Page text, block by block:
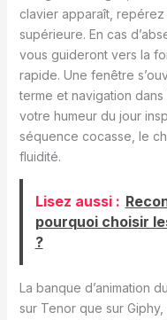
clavier apparaît, repérez
supérieure. En cas
vous guideront vers la
rapide. Une fenêtre
terme et navigation
votre humeur du jour
séquence cocasse, le
fluidité.
Lisez aussi :
pourquoi choisir
?
La banque d’animation
sur Tenor que sur